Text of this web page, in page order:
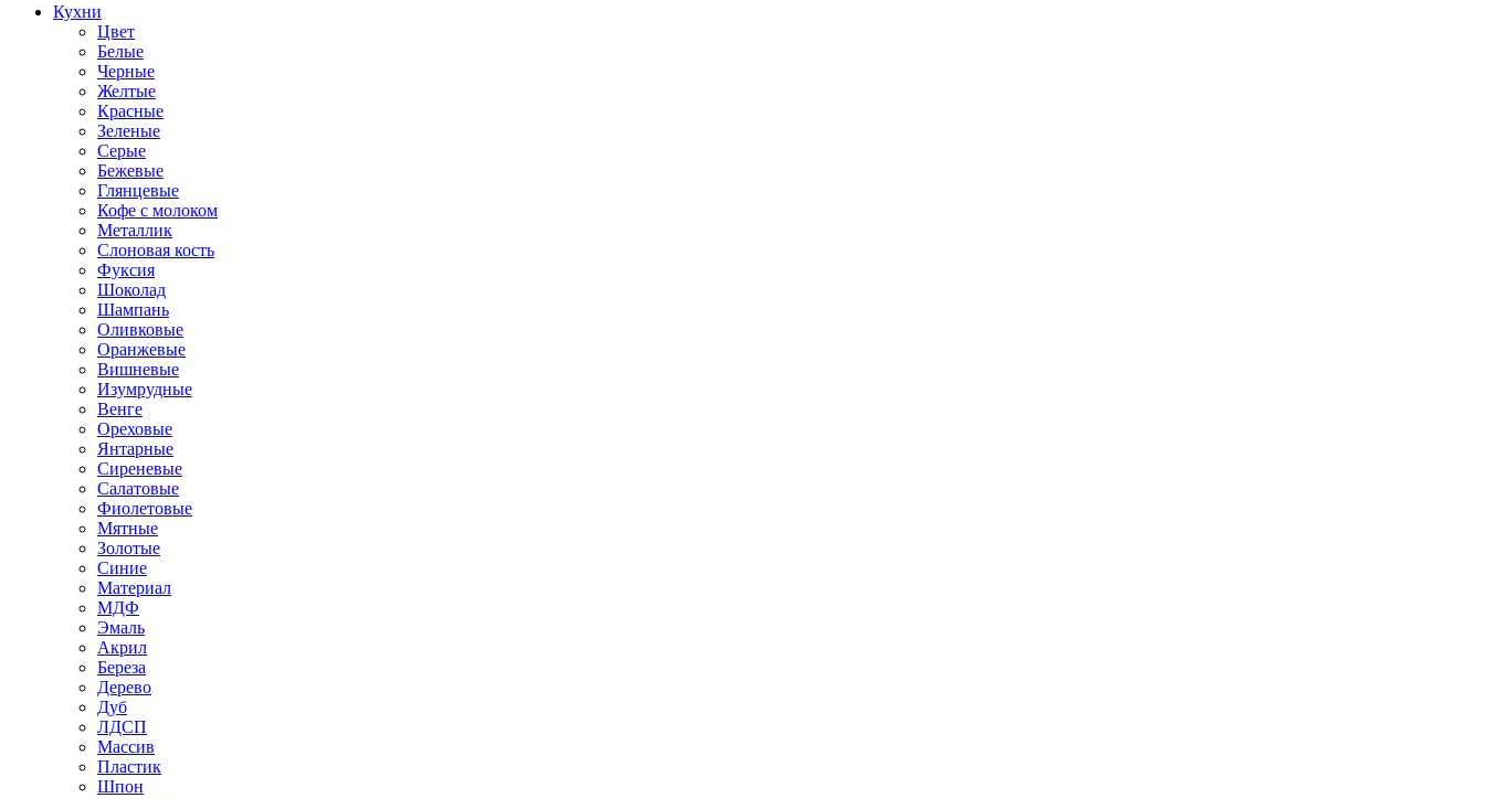
Кухни
Цвет
Белые
Черные
Желтые
Красные
Зеленые
Серые
Бежевые
Глянцевые
Кофе с молоком
Металлик
Слоновая кость
Фуксия
Шоколад
Шампань
Оливковые
Оранжевые
Вишневые
Изумрудные
Венге
Ореховые
Янтарные
Сиреневые
Салатовые
Фиолетовые
Мятные
Золотые
Синие
Материал
МДФ
Эмаль
Акрил
Береза
Дерево
Дуб
ЛДСП
Массив
Пластик
Шпон